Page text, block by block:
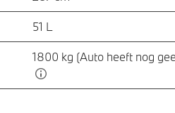
51 L
1800 kg (Auto heeft nog